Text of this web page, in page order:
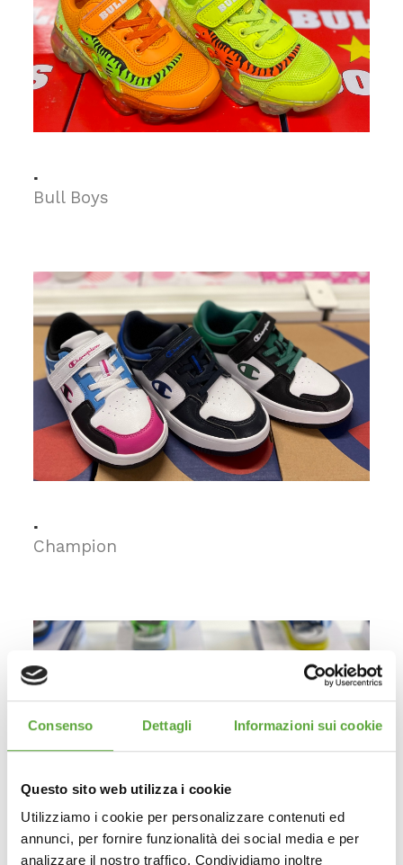
Consenso Dettagli Informazioni sui cookie
Questo sito web utilizza i cookie
Utilizziamo i cookie per personalizzare contenuti ed
annunci, per fornire funzionalità dei social media e per
analizzare il nostro traffico. Condividiamo inoltre
.
Bull Boys
.
Champion